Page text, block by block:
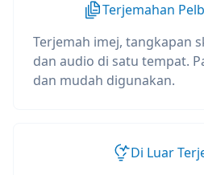
Terjemahan
Terjemah imej, tangkapan
dan audio di satu tempat.
dan mudah digunakan.
Di Luar